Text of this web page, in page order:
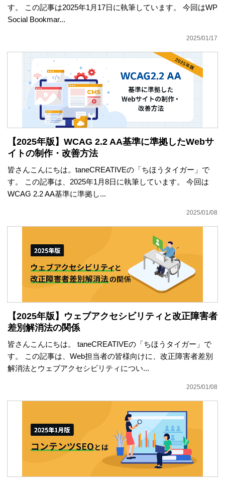
す。 この記事は2025年1月17日に執筆しています。 今回はWP
Social Bookmar...
2025/01/17
【2025年版】WCAG 2.2 AA基準に準拠したWebサ
イトの制作・改善方法
皆さんこんにちは。taneCREATIVEの「ちほうタイガー」で
す。 この記事は、2025年1月8日に執筆しています。 今回は
WCAG 2.2 AA基準に準拠し...
2025/01/08
【2025年版】ウェブアクセシビリティと改正障害者
差別解消法の関係
皆さんこんにちは。 taneCREATIVEの「ちほうタイガー」で
す。 この記事は、Web担当者の皆様向けに、改正障害者差別
解消法とウェブアクセシビリティについ...
2025/01/08